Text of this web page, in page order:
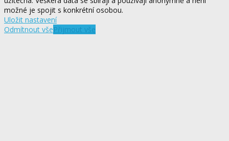
možné je spojit s konkrétní osobou.
Uložit nastavení
Odmítnout všePřijmout vše